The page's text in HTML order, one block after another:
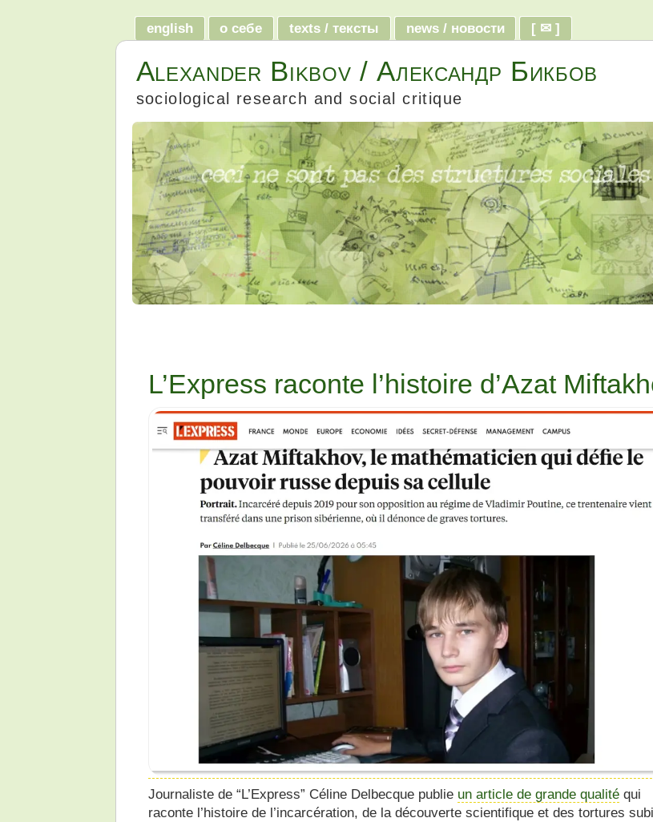
english о себе texts / тексты news / новости [ ✉ ]
Alexander Bikbov / Александр Бикбов
sociological research and social critique
L’Express raconte l’histoire d’Azat
Journaliste de “L’Express” Céline Delbecque publie un article de grande qualitéqui
raconte l’histoire de l’incarcération, de la découverte scientifique et des tortures